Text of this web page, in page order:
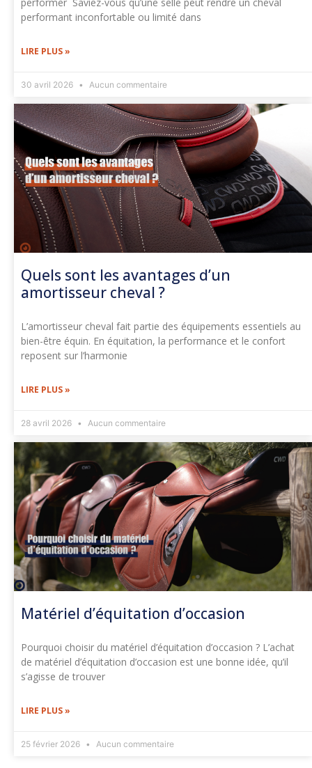
performant inconfortable ou limité dans
LIRE PLUS »
30 avril 2026 Aucun commentaire
Quels sont les avantages d’un
amortisseur cheval ?
L’amortisseur cheval fait partie des équipements essentiels au
bien-être équin. En équitation, la performance et le confort
reposent sur l’harmonie
LIRE PLUS »
28 avril 2026 Aucun commentaire
Matériel d’équitation d’occasion
Pourquoi choisir du matériel d’équitation d’occasion ? L’achat
de matériel d’équitation d’occasion est une bonne idée, qu’il
s’agisse de trouver
LIRE PLUS »
25 février 2026 Aucun commentaire